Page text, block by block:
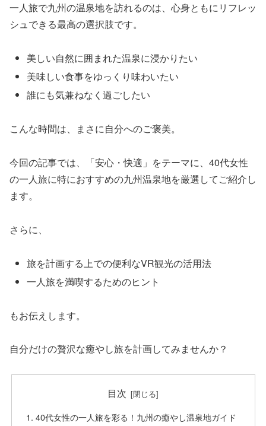
一人旅で九州の温泉地を訪れるのは、心身ともにリフレッ
シュできる最高の選択肢です。
美しい自然に囲まれた温泉に浸かりたい
美味しい食事をゆっくり味わいたい
誰にも気兼ねなく過ごしたい
こんな時間は、まさに自分へのご褒美。
今回の記事では、「安心・快適」をテーマに、40代女性
の一人旅に特におすすめの九州温泉地を厳選してご紹介し
ます。
さらに、
旅を計画する上での便利なVR観光の活用法
一人旅を満喫するためのヒント
もお伝えします。
自分だけの贅沢な癒やし旅を計画してみませんか？
目次
40代女性の一人旅を彩る！九州の癒やし温泉地ガイド